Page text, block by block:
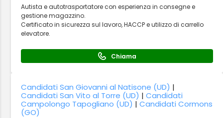
Autista e autotrasportatore con esperienza in consegne e
gestione magazzino.
Certificato in sicurezza sul lavoro, HACCP e utilizzo di carrello
elevatore.
Chiama
Candidati San Giovanni al Natisone (UD) |
Candidati San Vito al Torre (UD) |Candidati
Campolongo Tapogliano (UD) |Candidati Cormons
(GO)